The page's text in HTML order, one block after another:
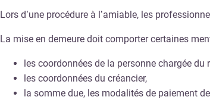
Lors d’une procédure à l’amiable, les
La mise en demeure doit comporter certaines
les coordonnées de la personne chargée du
les coordonnées du créancier,
la somme due, les modalités de paiement